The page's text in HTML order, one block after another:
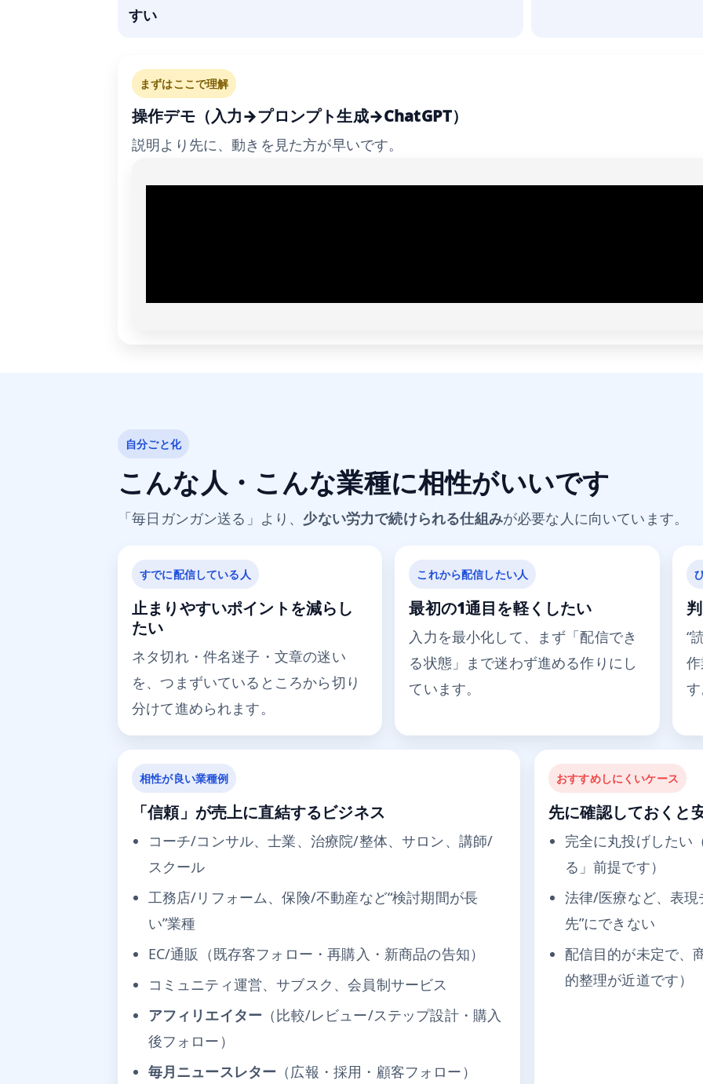
すい
まずはここで理解
操作デモ（入力→プロンプト生成→ChatGPT）
説明より先に、動きを見た方が早いです。
自分ごと化
こんな人・こんな業種に相性がいいです
「毎日ガンガン送る」より、 少ない労力で続けられる仕組みが必要な人に向いています。
すでに配信している人
止まりやすいポイントを減らし
たい
ネタ切れ・件名迷子・文章の迷い
を、つまずいているところから切り
分けて進められます。
これから配信したい人
最初の1通目を軽くしたい
入力を最小化して、まず「配信でき
る状態」まで迷わず進める作りにし
ています。
“
相性が良い業種例
「信頼」が売上に直結するビジネス
コーチ/コンサル、士業、治療院/整体、サロン、講師/
スクール
工務店/リフォーム、保険/不動産など“検討期間が長
い”業種
EC/通販（既存客フォロー・再購入・新商品の告知）
コミュニティ運営、サブスク、会員制サービス
アフィリエイター （比較/レビュー/ステップ設計・購入
後フォロー）
毎月ニュースレター （広報・採用・顧客フォロー）
おすすめしにくいケース
先に確認しておくと
完全に丸投げしたい
る」前提です）
法律/医療など、表現
先”にできない
配信目的が未定で、
的整理が近道です）